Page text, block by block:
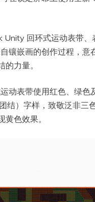
Unity 回环式运动表带、
镶嵌画的创作过程，意
力量。
动表带使用红色、绿色
结）字样，致敬泛非三
色效果。